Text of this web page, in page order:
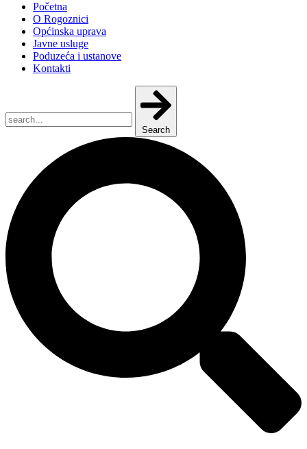
Početna
O Rogoznici
Općinska uprava
Javne usluge
Poduzeća i ustanove
Kontakti
Search